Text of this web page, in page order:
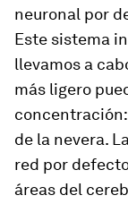
neuronal por
Este sistema
llevamos a
más ligero
de la nevera.
red por
áreas del